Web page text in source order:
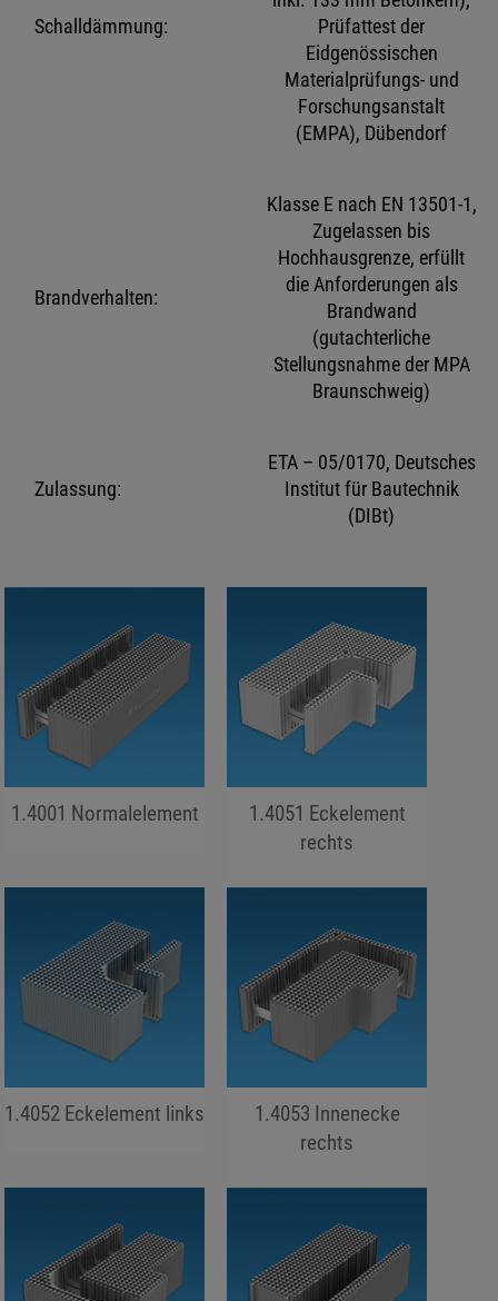
Schalldämmung:
Prüfattest der
Eidgenössischen
Materialprüfungs- und
Forschungsanstalt
(EMPA), Dübendorf
Brandverhalten:
Klasse E nach EN 13501-1,
Zugelassen bis
Hochhausgrenze, erfüllt
die Anforderungen als
Brandwand
(gutachterliche
Stellungsnahme der MPA
Braunschweig)
Zulassung:
ETA – 05/0170, Deutsches
Institut für Bautechnik
(DIBt)
1.4001 Normalelement
1.4051 Eckelement
rechts
1.4052 Eckelement links
1.4053 Innenecke
rechts